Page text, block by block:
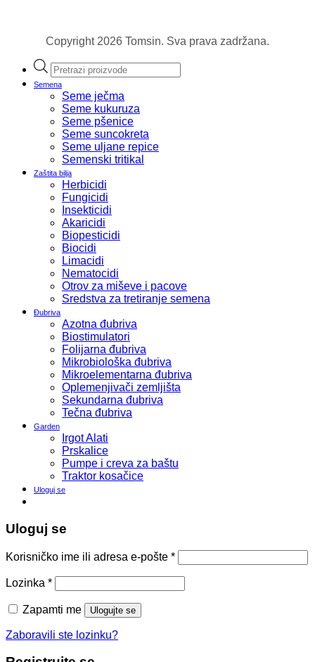
Copyright 2026 Tomsin. Sva prava zadržana.
Products
search
Semena
Seme ječma
Seme kukuruza
Seme pšenice
Seme suncokreta
Seme uljane repice
Semenski tritikal
Zaštita bilja
Herbicidi
Fungicidi
Insekticidi
Akaricidi
Biopesticidi
Biocidi
Limacidi
Nematocidi
Otrov za miševe i pacove
Sredstva za tretiranje semena
Đubriva
Azotna đubriva
Biostimulatori
Folijarna đubriva
Mikrobiološka đubriva
Mikroelementarna đubriva
Oplemenjivači zemljišta
Sekundarna đubriva
Tečna đubriva
Garden
Irgot Alati
Prskalice
Pumpe i creva za baštu
Traktor kosačice
Uloguj se
Uloguj se
Korisničko ime ili adresa e-pošte *
Lozinka *
Zapamti me Ulogujte se
Zaboravili ste lozinku?